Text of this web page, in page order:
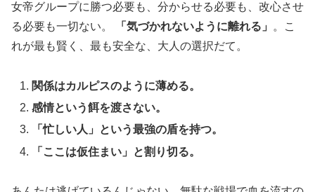
女帝グループに勝つ必要も、分からせる必要も、改心させ
る必要も一切ない。
「気づかれないように離れる」
。こ
れが最も賢く、最も安全な、大人の選択だて。
関係はカルピスのように薄める。
感情という餌を渡さない。
「忙しい人」という最強の盾を持つ。
「ここは仮住まい」と割り切る。